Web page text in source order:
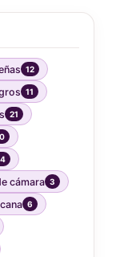
12
11
21
cámara 3
6